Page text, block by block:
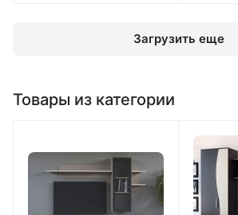
Загрузить еще
Товары из категории